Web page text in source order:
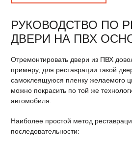
РУКОВОДСТВО ПО
ДВЕРИ НА ПВХ
Отремонтировать двери из ПВХ
примеру, для реставрации такой
самоклеящуюся пленку желаемого
можно покрасить по той же
автомобиля.
Наиболее простой метод
последовательности: